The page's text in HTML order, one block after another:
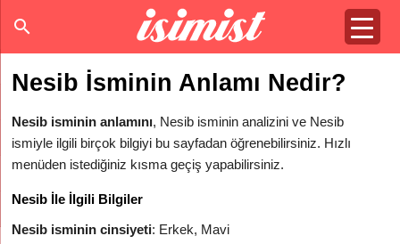
Nesib İsminin Anlamı Nedir?
Nesib isminin anlamını, Nesib isminin analizini ve Nesib
ismiyle ilgili birçok bilgiyi bu sayfadan öğrenebilirsiniz. Hızlı
menüden istediğiniz kısma geçiş yapabilirsiniz.
Nesib İle İlgili Bilgiler
Nesib isminin cinsiyeti: Erkek, Mavi